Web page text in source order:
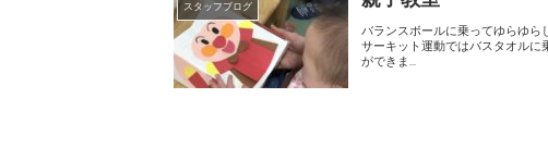
スタッフブログ
バランスボールに乗ってゆらゆらしたり「
サーキット運動ではバスタオルに乗って引っ張ってそり遊び お座
ができま...